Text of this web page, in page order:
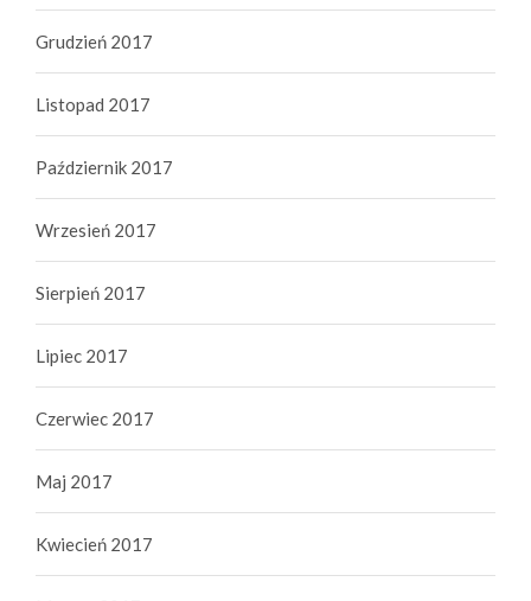
Grudzień 2017
Listopad 2017
Październik 2017
Wrzesień 2017
Sierpień 2017
Lipiec 2017
Czerwiec 2017
Maj 2017
Kwiecień 2017